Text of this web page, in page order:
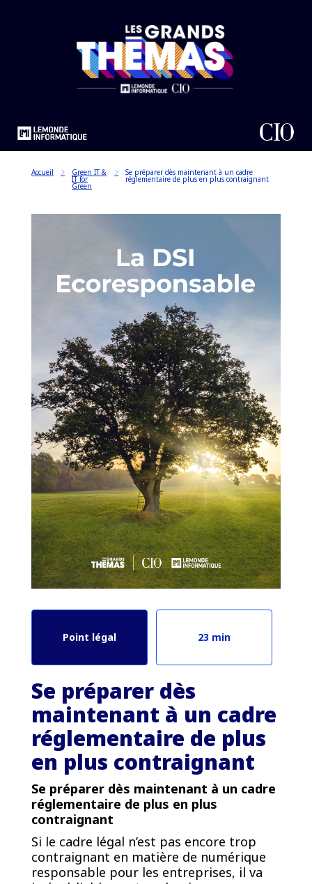
Accueil Green IT &
IT for
Green
Se préparer dès maintenant à un cadre
réglementaire de plus en plus contraignant
Point légal 23 min
Se préparer dès
maintenant à un cadre
réglementaire de plus
en plus contraignant
Se préparer dès maintenant à un cadre
réglementaire de plus en plus
contraignant
Si le cadre légal n’est pas encore trop
contraignant en matière de numérique
responsable pour les entreprises, il va